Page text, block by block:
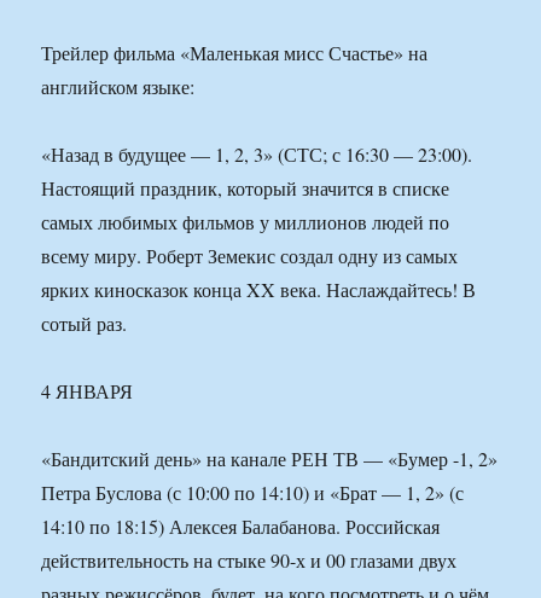
Трейлер фильма «Маленькая мисс Счастье» на
английском языке:
«Назад в будущее — 1, 2, 3» (СТС; с 16:30 — 23:00).
Настоящий праздник, который значится в списке
самых любимых фильмов у миллионов людей по
всему миру. Роберт Земекис создал одну из самых
ярких киносказок конца XX века. Наслаждайтесь! В
сотый раз.
4 ЯНВАРЯ
«Бандитский день» на канале РЕН ТВ — «Бумер -1, 2»
Петра Буслова (с 10:00 по 14:10) и «Брат — 1, 2» (с
14:10 по 18:15) Алексея Балабанова. Российская
действительность на стыке 90-х и 00 глазами двух